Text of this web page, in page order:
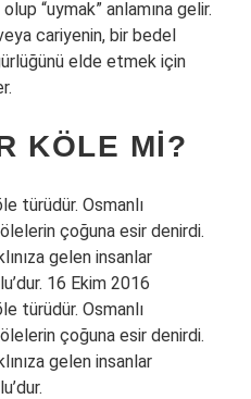
“uymak” anlamına gelir.
cariyenin, bir bedel
elde etmek için
KÖLE MI?
türüdür. Osmanlı
çoğuna esir denirdi.
gelen insanlar
16 Ekim 2016
türüdür. Osmanlı
çoğuna esir denirdi.
gelen insanlar